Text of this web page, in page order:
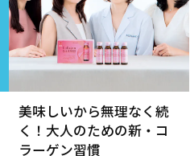
美味しいから無理なく続
く！大人のための新・コ
ラーゲン習慣